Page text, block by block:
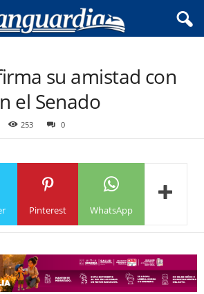
su amistad con
el Senado
253 0
Pinterest WhatsApp